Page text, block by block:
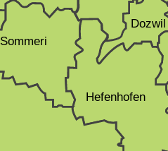
Dozwil
Hefenhofen
Sommeri